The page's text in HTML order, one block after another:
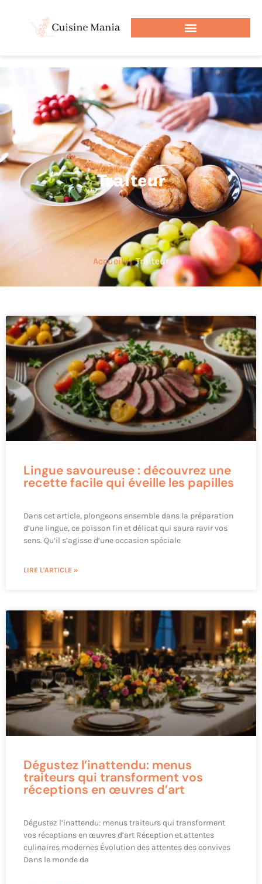
Traiteur
Accueil / Traiteur
Lingue savoureuse : découvrez une
recette facile qui éveille les papilles
Dans cet article, plongeons ensemble dans la préparation
d’une lingue, ce poisson fin et délicat qui saura ravir vos
sens. Qu’il s’agisse d’une occasion spéciale
LIRE L'ARTICLE »
Dégustez l’inattendu: menus
traiteurs qui transforment vos
réceptions en œuvres d’art
Dégustez l’inattendu: menus traiteurs qui transforment
vos réceptions en œuvres d’art Réception et attentes
culinaires modernes Évolution des attentes des convives
Dans le monde de